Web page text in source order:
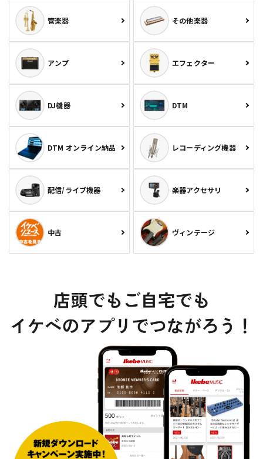
管楽器 その他楽器
アンプ エフェクター
DJ機器 DTM
DTM オンライン納品 レコーディング機器
配信/ライブ機器 楽器アクセサリ
中古 ヴィンテージ